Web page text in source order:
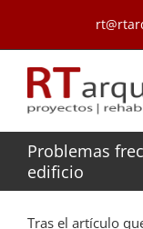
contenido
Problemas
edificio
Tras el artículo